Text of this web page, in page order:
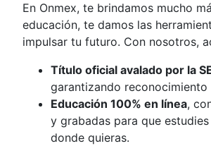
En Onmex, te brindamos mucho
educación, te damos las
impulsar tu futuro. Con nosotros,
Título oficial avalado por la
garantizando reconocimiento
Educación 100% en línea,
y grabadas para que
donde quieras.